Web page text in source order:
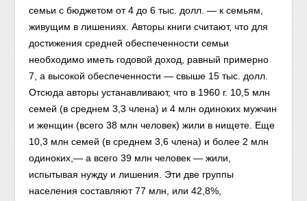
семьи с бюджетом от 4 до 6 тыс. долл. — к семьям,
живущим в лишениях. Авторы книги считают, что для
достижения средней обеспеченности семьи
необходимо иметь годовой доход, равный примерно
7, а высокой обеспеченности — свыше 15 тыс. долл.
Отсюда авторы устанавливают, что в 1960 г. 10,5 млн
семей (в среднем 3,3 члена) и 4 млн одиноких мужчин
и женщин (всего 38 млн человек) жили в нищете. Еще
10,3 млн семей (в среднем 3,6 члена) и более 2 млн
одиноких,— а всего 39 млн человек — жили,
испытывая нужду и лишения. Эти две группы
населения составляют 77 млн, или 42,8%,